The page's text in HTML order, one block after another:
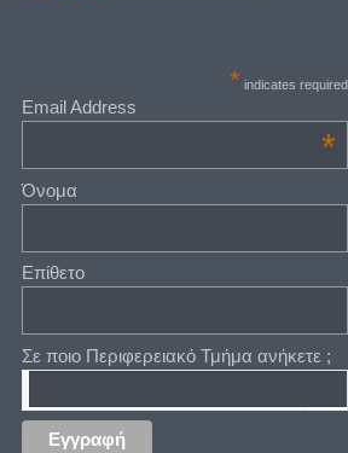
* indicates required
Email Address
*
Όνομα
Επίθετο
Σε ποιο Περιφερειακό Τμήμα ανήκετε ;